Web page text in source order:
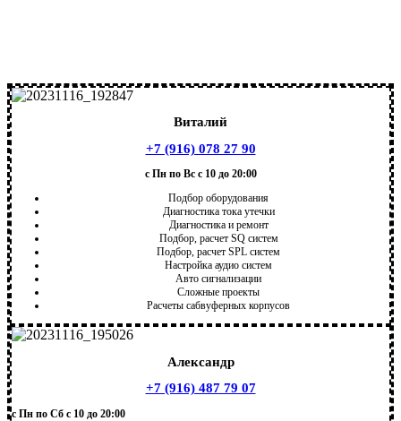
Виталий
+7 (916) 078 27 90
с Пн по Вс с 10 до 20:00
Подбор оборудования
Диагностика тока утечки
Диагностика и ремонт
Подбор, расчет SQ систем
Подбор, расчет SPL систем
Настройка аудио систем
Авто сигнализации
Сложные проекты
Расчеты сабвуферных корпусов
Александр
+7 (916) 487 79 07
с Пн по Сб с 10 до 20:00